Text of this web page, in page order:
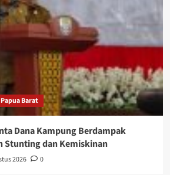
Papua Barat
Dana Kampung Berdampak
Stunting dan Kemiskinan
2026 0